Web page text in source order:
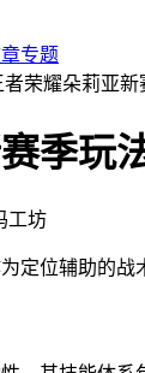
专题
者荣耀朵莉亚
季玩
工坊
定位辅助的战